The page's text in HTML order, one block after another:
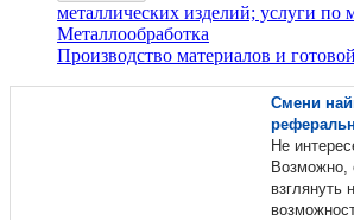
металлических изделий; услуги по
Металлообработка
Производство материалов и
Смени
Не
Возможно,
взглянуть